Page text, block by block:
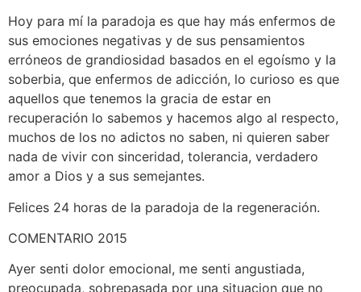
Hoy para mí la paradoja es que hay más enfermos de
sus emociones negativas y de sus pensamientos
erróneos de grandiosidad basados en el egoísmo y la
soberbia, que enfermos de adicción, lo curioso es que
aquellos que tenemos la gracia de estar en
recuperación lo sabemos y hacemos algo al respecto,
muchos de los no adictos no saben, ni quieren saber
nada de vivir con sinceridad, tolerancia, verdadero
amor a Dios y a sus semejantes.
Felices 24 horas de la paradoja de la regeneración.
COMENTARIO 2015
Ayer senti dolor emocional, me senti angustiada,
preocupada, sobrepasada por una situacion que no